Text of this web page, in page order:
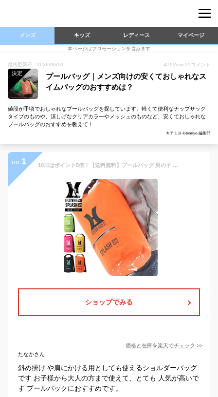
メンズ キッズ レディース マイページ
本ページはプロモーションを含みます
最終更新日：2026/06/10 479View 25 コメント
決定
プールバッグ｜メンズ向けの安くておしゃれなス
イムバッグのおすすめは？
値段が手頃でおしゃれなプールバッグを探しています。軽くて便利なナップサック
タイプのものや、涼しげなクリアカラーやメッシュのものなど、安くておしゃれな
プールバッグのおすすめを教えて！
キテミヨ-kitemiyo-編集部
no. 1 10日はポイント5倍！【送料無料】プールバッグ 男の子 女の子 防水バッグ 25L 2way レイトンハウス メンズ レディース 斜めがけ 防水 ドライバッグ ショルダーバッグ バック プールバック
ショップでみる
価格と在庫を楽天でチェック >>
たなかさん
斜め掛け や肩にかける用としても使えるショルダーバッグ
です お子様から大人の方まで使えて、とても 人気が高いで
す プールバックにおすすめです。